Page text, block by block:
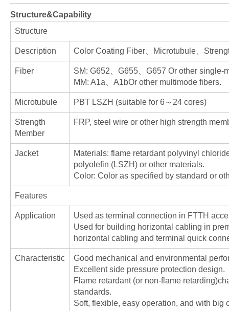
Structure&Capability
Structure
Description Color Coating Fiber、Microtubule、
Fiber
SM: G652、G655、G657 Or other single-
MM: A1a、A1bOr other multimode fibers.
Microtubule PBT LSZH (suitable for 6～24 cores)
Strength
Member
FRP, steel wire or other high strength
Jacket
Materials: flame retardant polyvinyl
polyolefin (LSZH) or other materials.
Color: Color as specified by standard or
Features
Application
Used as terminal connection in FTTH
Used for building horizontal cabling in
horizontal cabling and terminal quick
Characteristic
Good mechanical and environmental
Excellent side pressure protection design.
Flame retardant (or non-flame
standards.
Soft, flexible, easy operation, and with big